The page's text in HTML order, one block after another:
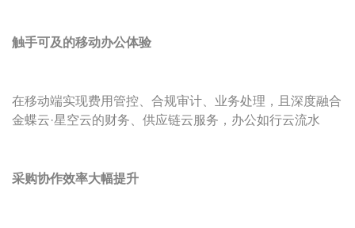
触手可及的移动办公体验
在移动端实现费用管控、合规审计、业务处理，且深度融合
金蝶云·星空云的财务、供应链云服务，办公如行云流水
采购协作效率大幅提升